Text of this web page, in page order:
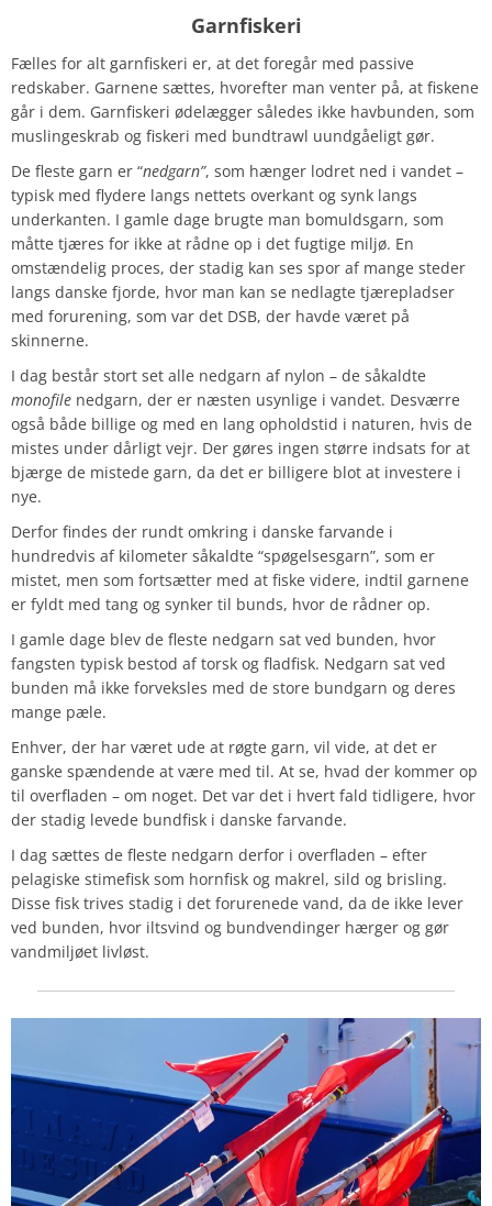
Garnfiskeri
Fælles for alt garnfiskeri er, at det foregår med passive
redskaber. Garnene sættes, hvorefter man venter på, at fiskene
går i dem. Garnfiskeri ødelægger således ikke havbunden, som
muslingeskrab og fiskeri med bundtrawl uundgåeligt gør.
De fleste garn er “nedgarn”, som hænger lodret ned i vandet –
typisk med flydere langs nettets overkant og synk langs
underkanten. I gamle dage brugte man bomuldsgarn, som
måtte tjæres for ikke at rådne op i det fugtige miljø. En
omstændelig proces, der stadig kan ses spor af mange steder
langs danske fjorde, hvor man kan se nedlagte tjærepladser
med forurening, som var det DSB, der havde været på
skinnerne.
I dag består stort set alle nedgarn af nylon – de såkaldte
monofile nedgarn, der er næsten usynlige i vandet. Desværre
også både billige og med en lang opholdstid i naturen, hvis de
mistes under dårligt vejr. Der gøres ingen større indsats for at
bjærge de mistede garn, da det er billigere blot at investere i
nye.
Derfor findes der rundt omkring i danske farvande i
hundredvis af kilometer såkaldte “spøgelsesgarn”, som er
mistet, men som fortsætter med at fiske videre, indtil garnene
er fyldt med tang og synker til bunds, hvor de rådner op.
I gamle dage blev de fleste nedgarn sat ved bunden, hvor
fangsten typisk bestod af torsk og fladfisk. Nedgarn sat ved
bunden må ikke forveksles med de store bundgarn og deres
mange pæle.
Enhver, der har været ude at røgte garn, vil vide, at det er
ganske spændende at være med til. At se, hvad der kommer op
til overfladen – om noget. Det var det i hvert fald tidligere, hvor
der stadig levede bundfisk i danske farvande.
I dag sættes de fleste nedgarn derfor i overfladen – efter
pelagiske stimefisk som hornfisk og makrel, sild og brisling.
Disse fisk trives stadig i det forurenede vand, da de ikke lever
ved bunden, hvor iltsvind og bundvendinger hærger og gør
vandmiljøet livløst.